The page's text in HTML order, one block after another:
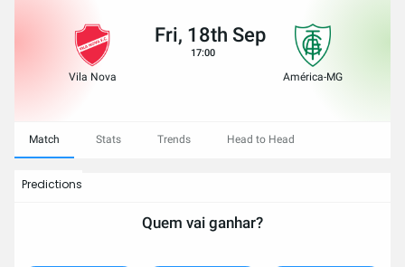
Vila Nova
Fri, 18th Sep
17:00
América-MG
Match Stats Trends Head to Head
Predictions
Quem vai ganhar?